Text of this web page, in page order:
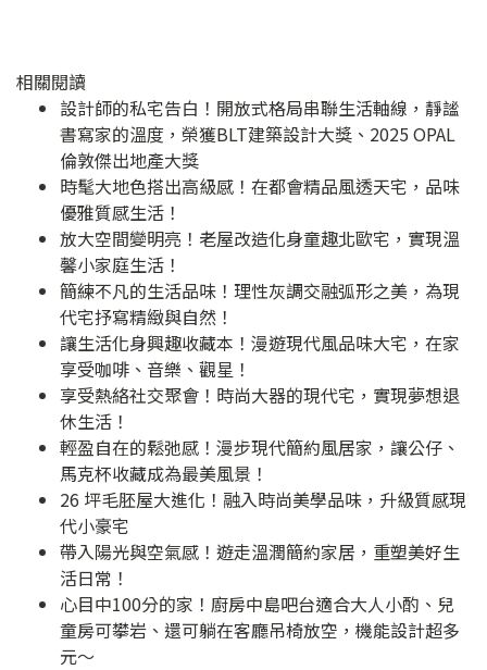
相關閱讀
設計師的私宅告白！開放式格局串聯生活軸線，靜謐
書寫家的溫度，榮獲BLT建築設計大獎、2025 OPAL
倫敦傑出地產大獎
時髦大地色搭出高級感！在都會精品風透天宅，品味
優雅質感生活！
放大空間變明亮！老屋改造化身童趣北歐宅，實現溫
馨小家庭生活！
簡練不凡的生活品味！理性灰調交融弧形之美，為現
代宅抒寫精緻與自然！
讓生活化身興趣收藏本！漫遊現代風品味大宅，在家
享受咖啡、音樂、觀星！
享受熱絡社交聚會！時尚大器的現代宅，實現夢想退
休生活！
輕盈自在的鬆弛感！漫步現代簡約風居家，讓公仔、
馬克杯收藏成為最美風景！
26 坪毛胚屋大進化！融入時尚美學品味，升級質感現
代小豪宅
帶入陽光與空氣感！遊走溫潤簡約家居，重塑美好生
活日常！
心目中100分的家！廚房中島吧台適合大人小酌、兒
童房可攀岩、還可躺在客廳吊椅放空，機能設計超多
元～